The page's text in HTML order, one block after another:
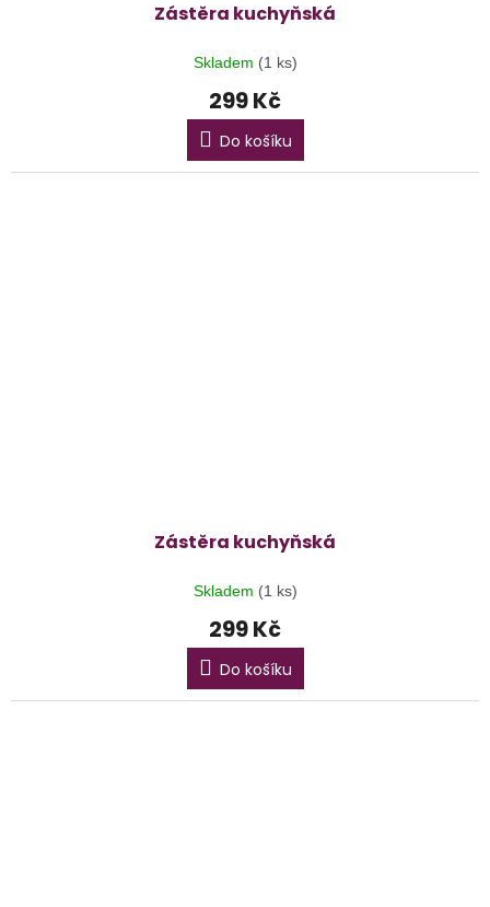
Zástěra kuchyňská
Skladem (1 ks)
299 Kč
Do košíku
Zástěra kuchyňská
Skladem (1 ks)
299 Kč
Do košíku